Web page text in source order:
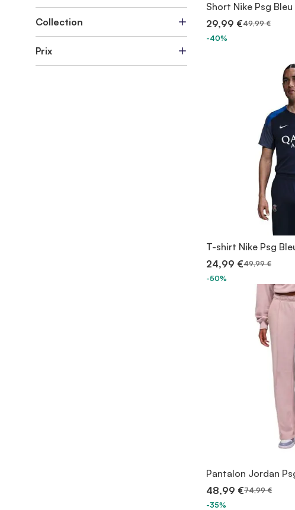
Short Nike Psg
29,99 €49,99 €
-40%
T-shirt Nike Psg
24,99 €49,99 €
-50%
Pantalon Jordan
48,99 €74,99 €
-35%
Collection
Prix